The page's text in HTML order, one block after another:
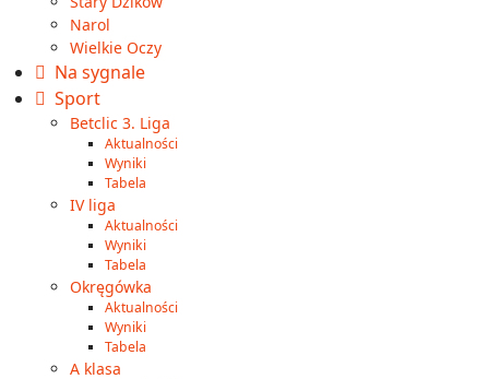
Narol
Wielkie Oczy
Na sygnale
Sport
Betclic 3. Liga
Aktualności
Wyniki
Tabela
IV liga
Aktualności
Wyniki
Tabela
Okręgówka
Aktualności
Wyniki
Tabela
A klasa